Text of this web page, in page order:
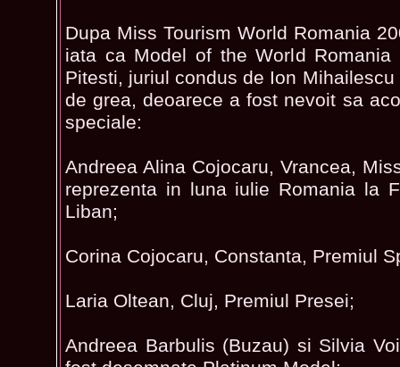
Dupa Miss Tourism World Romania
iata ca Model of the World
Pitesti, juriul condus de Ion
de grea, deoarece a fost nevoit sa
speciale:
Andreea Alina Cojocaru, Vrancea,
reprezenta in luna iulie Romania la
Liban;
Corina Cojocaru, Constanta, Premiul
Laria Oltean, Cluj, Premiul Presei;
Andreea Barbulis (Buzau) si Silvia